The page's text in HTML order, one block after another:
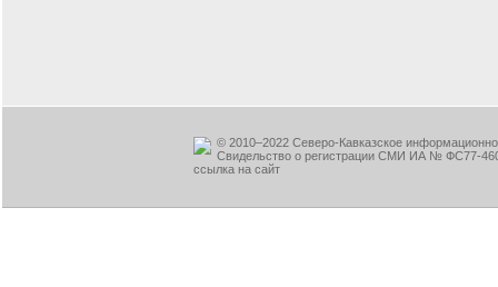
© 2010–2022 Северо-Кавказское
Свидельство о регистрации СМИ ИА № ФС77-
ссылка на сайт